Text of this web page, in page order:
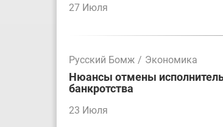
27 Июля
Русский Бомж / Экономика
Нюансы отмены
банкротства
23 Июля